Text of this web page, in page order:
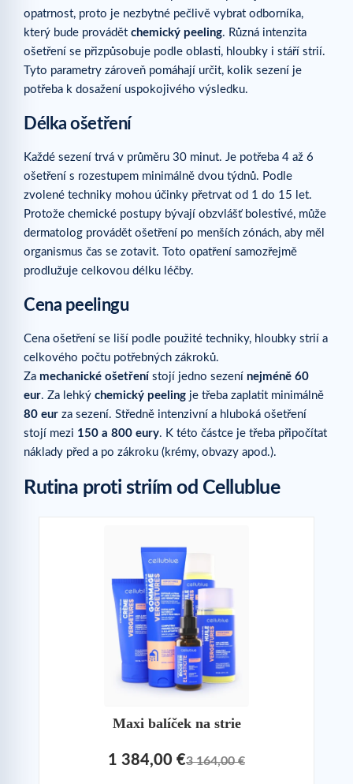
opatrnost, proto je nezbytné pečlivě vybrat odborníka,
který bude provádět chemický peeling. Různá intenzita
ošetření se přizpůsobuje podle oblasti, hloubky i stáří strií.
Tyto parametry zároveň pomáhají určit, kolik sezení je
potřeba k dosažení uspokojivého výsledku.
Délka ošetření
Každé sezení trvá v průměru 30 minut. Je potřeba 4 až 6
ošetření s rozestupem minimálně dvou týdnů. Podle
zvolené techniky mohou účinky přetrvat od 1 do 15 let.
Protože chemické postupy bývají obzvlášť bolestivé, může
dermatolog provádět ošetření po menších zónách, aby měl
organismus čas se zotavit. Toto opatření samozřejmě
prodlužuje celkovou délku léčby.
Cena peelingu
Cena ošetření se liší podle použité techniky, hloubky strií a
celkového počtu potřebných zákroků.
Za mechanické ošetření stojí jedno sezení nejméně 60
eur. Za lehký chemický peeling je třeba zaplatit minimálně
80 eur za sezení. Středně intenzivní a hluboká ošetření
stojí mezi 150 a 800 eury. K této částce je třeba připočítat
náklady před a po zákroku (krémy, obvazy apod.).
Rutina proti striím od Cellublue
Maxi balíček na strie
1 384,00 €3 164,00 €